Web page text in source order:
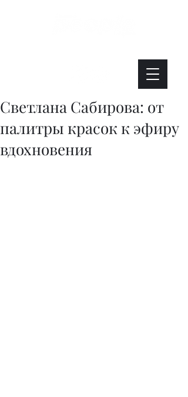
Светлана Сабирова: от
палитры красок к эфиру
вдохновения